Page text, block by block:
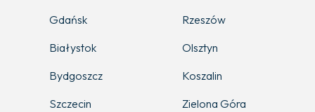
Gdańsk
Rzeszów
Białystok
Olsztyn
Bydgoszcz
Koszalin
Szczecin
Zielona Góra